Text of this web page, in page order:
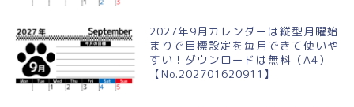
2027年9月カレンダーは縦型月曜始
まりで目標設定を毎月できて使いや
すい！ダウンロードは無料（A4）
【No.202701620911】